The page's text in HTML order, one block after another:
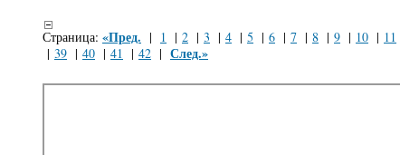
Страница: «Пред. | 1 | 2 | 3 | 4 | 5 | 6 | 7 | 8 | 9 | 10 | 11
| 39 | 40 | 41 | 42 | След.»